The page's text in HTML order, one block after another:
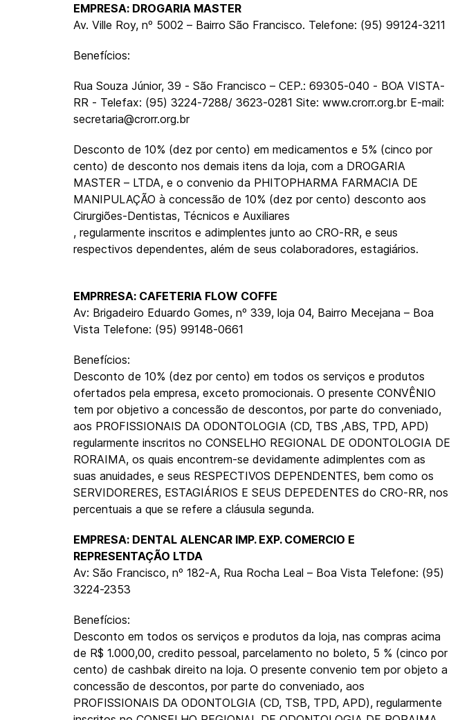
EMPRESA: DROGARIA MASTER
Av. Ville Roy, nº 5002 – Bairro São Francisco. Telefone: (95) 99124-3211
Benefícios:
Rua Souza Júnior, 39 - São Francisco – CEP.: 69305-040 - BOA VISTA-
RR - Telefax: (95) 3224-7288/ 3623-0281 Site: www.crorr.org.br E-mail:
secretaria@crorr.org.br
Desconto de 10% (dez por cento) em medicamentos e 5% (cinco por
cento) de desconto nos demais itens da loja, com a DROGARIA
MASTER – LTDA, e o convenio da PHITOPHARMA FARMACIA DE
MANIPULAÇÃO à concessão de 10% (dez por cento) desconto aos
Cirurgiões-Dentistas, Técnicos e Auxiliares
, regularmente inscritos e adimplentes junto ao CRO-RR, e seus
respectivos dependentes, além de seus colaboradores, estagiários.
EMPRRESA: CAFETERIA FLOW COFFE
Av: Brigadeiro Eduardo Gomes, nº 339, loja 04, Bairro Mecejana – Boa
Vista Telefone: (95) 99148-0661
Benefícios:
Desconto de 10% (dez por cento) em todos os serviços e produtos
ofertados pela empresa, exceto promocionais. O presente CONVÊNIO
tem por objetivo a concessão de descontos, por parte do conveniado,
aos PROFISSIONAIS DA ODONTOLOGIA (CD, TBS ,ABS, TPD, APD)
regularmente inscritos no CONSELHO REGIONAL DE ODONTOLOGIA DE
RORAIMA, os quais encontrem-se devidamente adimplentes com as
suas anuidades, e seus RESPECTIVOS DEPENDENTES, bem como os
SERVIDORERES, ESTAGIÁRIOS E SEUS DEPEDENTES do CRO-RR, nos
percentuais a que se refere a cláusula segunda.
EMPRESA: DENTAL ALENCAR IMP. EXP. COMERCIO E
REPRESENTAÇÃO LTDA
Av: São Francisco, nº 182-A, Rua Rocha Leal – Boa Vista Telefone: (95)
3224-2353
Benefícios:
Desconto em todos os serviços e produtos da loja, nas compras acima
de R$ 1.000,00, credito pessoal, parcelamento no boleto, 5 % (cinco por
cento) de cashbak direito na loja. O presente convenio tem por objeto a
concessão de descontos, por parte do conveniado, aos
PROFISSIONAIS DA ODONTOLGIA (CD, TSB, TPD, APD), regularmente